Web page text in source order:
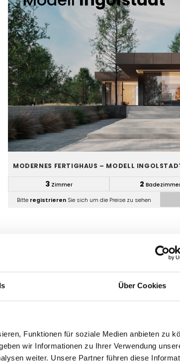
Über Cookies
Funktionen für soziale Medien anbieten zu
wir Informationen zu Ihrer Verwendung
weiter. Unsere Partner führen diese
MODERNES FERTIGHAUS – MODELL
3 Zimmer 2
Bitte registrieren Sie sich um die Preise zu sehen